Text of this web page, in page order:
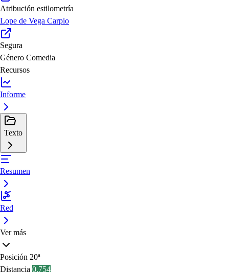
Atribución estilometría
Lope de Vega Carpio
Segura
Género Comedia
Recursos
Informe
Texto
Resumen
Red
Ver más
Posición 20ª
Distancia 0.754